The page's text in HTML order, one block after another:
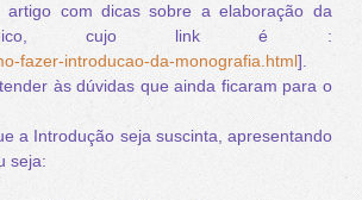
com dicas sobre a elaboração da
cujo link é :
fazer-introducao-da-monografia.html].
às dúvidas que ainda ficaram para o
a Introdução seja suscinta, apresentando
seja: